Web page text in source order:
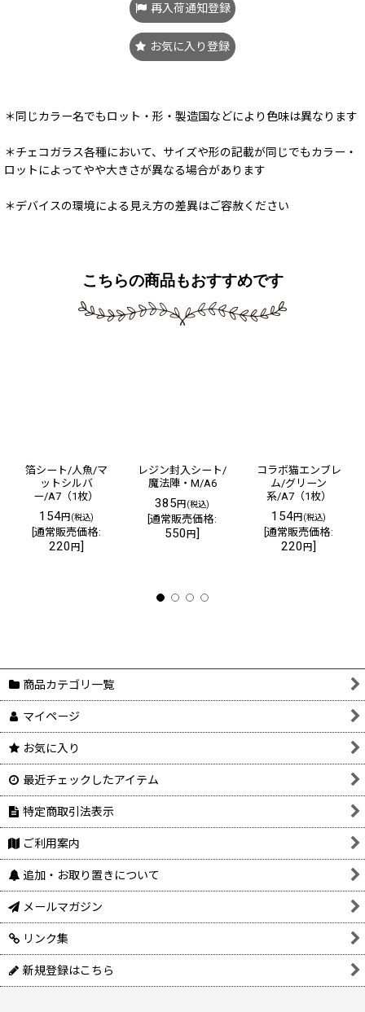
再入荷通知登録
お気に入り登録
＊同じカラー名でもロット・形・製造国などにより色味は異なります
＊チェコガラス各種において、サイズや形の記載が同じでもカラー・
ロットによってやや大きさが異なる場合があります
＊デバイスの環境による見え方の差異はご容赦ください
こちらの商品もおすすめです
箔シート/人魚/マ
ットシルバ
ー/A7（1枚）
154円(税込)
通常販売価格:
220円]
レジン封入シート/
魔法陣・M/A6
385円(税込)
[通常販売価格:
550円]
コラボ猫エンブレ
ム/グリーン
系/A7（1枚）
154円(税込)
[通常販売価格:
220円]
商品カテゴリ一覧
マイページ
お気に入り
最近チェックしたアイテム
特定商取引法表示
ご利用案内
追加・お取り置きについて
メールマガジン
リンク集
新規登録はこちら